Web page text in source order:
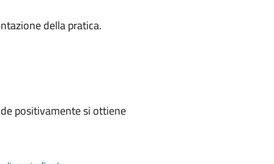
della pratica.
positivamente si ottiene